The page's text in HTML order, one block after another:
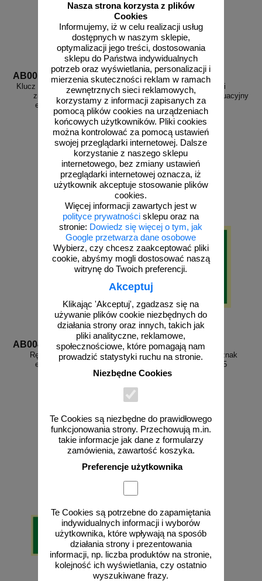
Nasza strona korzysta z plików
Cookies
Informujemy, iż w celu realizacji usług
dostępnych w naszym sklepie,
optymalizacji jego treści, dostosowania
sklepu do Państwa indywidualnych
potrzeb oraz wyświetlania, personalizacji i
mierzenia skuteczności reklam w ramach
zewnętrznych sieci reklamowych,
korzystamy z informacji zapisanych za
pomocą plików cookies na urządzeniach
końcowych użytkowników. Pliki cookies
można kontrolować za pomocą ustawień
swojej przeglądarki internetowej. Dalsze
korzystanie z naszego sklepu
internetowego, bez zmiany ustawień
przeglądarki internetowej oznacza, iż
użytkownik akceptuje stosowanie plików
cookies.
Więcej informacji zawartych jest w
polityce prywatności sklepu oraz na
stronie: Dowiedz się więcej o tym, jak
Google przetwarza dane osobowe
Wybierz, czy chcesz zaakceptować pliki
cookie, abyśmy mogli dostosować naszą
witrynę do Twoich preferencji.
Akceptuj
Klikając 'Akceptuj', zgadzasz się na
używanie plików cookie niezbędnych do
działania strony oraz innych, takich jak
pliki analityczne, reklamowe,
społecznościowe, które pomagają nam
prowadzić statystyki ruchu na stronie.
Niezbędne Cookies
Te Cookies są niezbędne do prawidłowego
funkcjonowania strony. Przechowują m.in.
takie informacje jak dane z formularzy
zamówienia, zawartość koszyka.
Preferencje użytkownika
Te Cookies są potrzebne do zapamiętania
indywidualnych informacji i wyborów
użytkownika, które wpływają na sposób
działania strony i prezentowania
informacji, np. liczba produktów na stronie,
kolejność ich wyświetlania, czy ostatnio
wyszukiwane frazy.
AB001
Klucz do wyjścia ewakuacyjnego
znajduje się ..... - znak
ewakuacyjny - AB001
od 5,71 zł
4,64 zł netto
do koszyka
AB003
Pojemnik z maskami
ucieczkowymi - znak ewakuacyjny
- AB003
od 5,71 zł
4,64 zł netto
do koszyka
AB004
Rękaw ratowniczy - znak
ewakuacyjny - AB004
od 5,71 zł
4,64 zł netto
do koszyka
AB005
Drabina ewakuacyjna - znak
ewakuacyjny - AB005
od 3,87 zł
3,15 zł netto
do koszyka